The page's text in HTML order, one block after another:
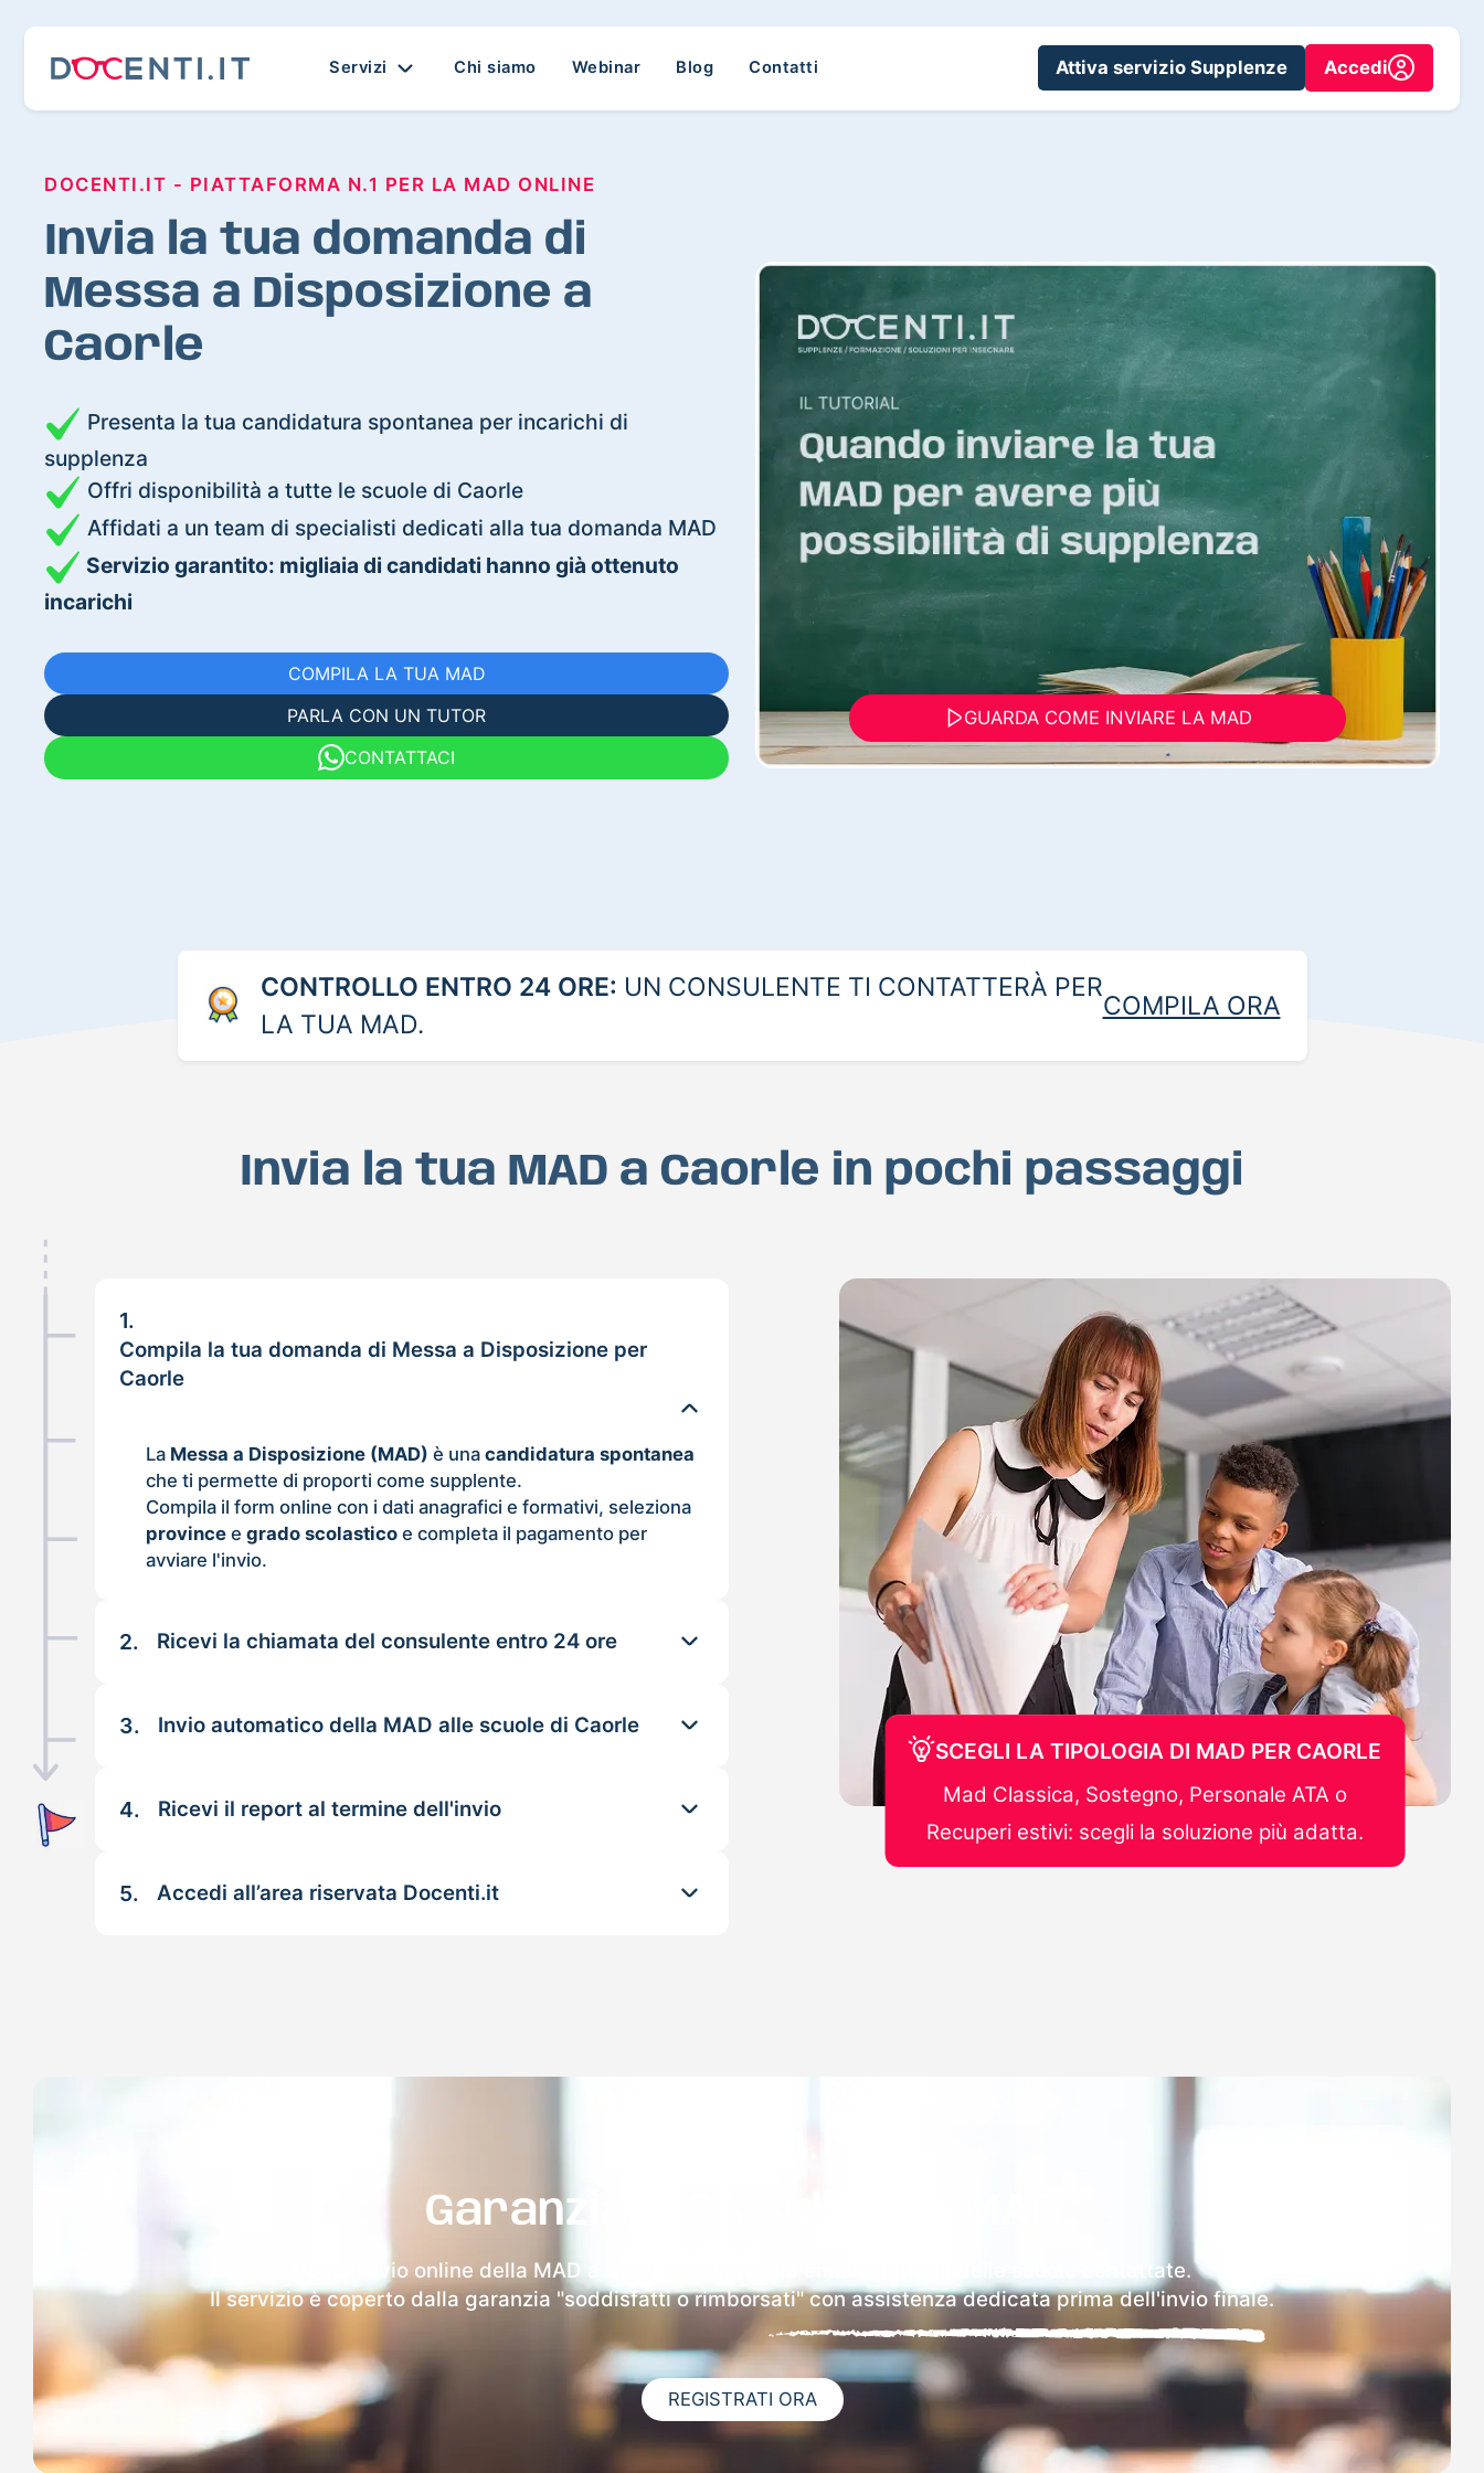
Servizi Chi siamo Webinar Blog Contatti Attiva servizio Supplenze Accedi
DOCENTI.IT - PIATTAFORMA N.1 PER LA MAD ONLINE
Invia la tua domanda di
Messa a Disposizione a
Caorle
Presenta la tua candidatura spontanea per incarichi di
supplenza
Offri disponibilità a tutte le scuole di Caorle
Affidati a un team di specialisti dedicati alla tua domanda MAD
Servizio garantito: migliaia di candidati hanno già ottenuto
incarichi
COMPILA LA TUA MAD
PARLA CON UN TUTOR
CONTATTACI
GUARDA COME INVIARE LA MAD
CONTROLLO ENTRO 24 ORE: UN CONSULENTE TI CONTATTERÀ PER
LA TUA MAD.
COMPILA ORA
Invia la tua MAD a Caorle in pochi passaggi
1.
Compila la tua domanda di Messa a Disposizione per
Caorle
La Messa a Disposizione (MAD) è unacandidatura spontanea
che ti permette di proporti come supplente.
Compila il form online con i dati anagrafici e formativi, seleziona
province egrado scolastico e completa il pagamento per
avviare l'invio.
2. Ricevi la chiamata del consulente entro 24 ore
3. Invio automatico della MAD alle scuole di Caorle
4. Ricevi il report al termine dell'invio
5. Accedi all’area riservata Docenti.it
SCEGLI LA TIPOLOGIA DI MAD PER CAORLE
Mad Classica, Sostegno, Personale ATA o
Recuperi estivi: scegli la soluzione più adatta.
Garanzia 100% sulla tua MAD
Dopo l'invio online della MAD a Caorle riceverai via email i dettagli delle scuole contattate.
Il servizio è coperto dalla garanzia "soddisfatti o rimborsati" con assistenza dedicata prima dell'invio finale.
REGISTRATI ORA